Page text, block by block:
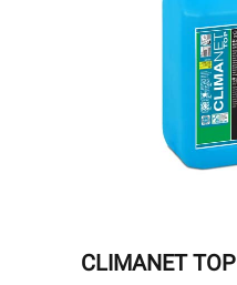
CLIMANET TOP